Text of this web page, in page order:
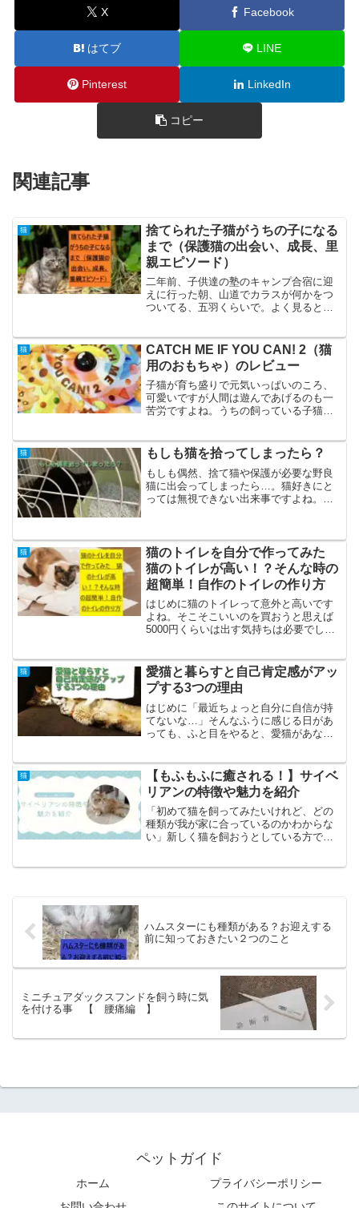
X Facebook
はてブ LINE
Pinterest LinkedIn
コピー
関連記事
猫
捨てられた子猫がうちの子になる
まで（保護猫の出会い、成長、里
親エピソード）
二年前、子供達の塾のキャンプ合宿に迎
えに行った朝、山道でカラスが何かをつ
ついてる、五羽くらいで。よく見ると小
カラスを追っ払った。よく見ると白黒の
子猫。左目が開いてなくて...
猫
CATCH ME IF YOU CAN! 2（猫
用のおもちゃ）のレビュー
子猫が育ち盛りで元気いっぱいのころ、
可愛いですが人間は遊んであげるのも一
苦労ですよね。うちの飼っている子猫４
折、かねてから「猫を飼ったら飼ってあ
げたい」と思っていたyou...
猫 もしも猫を拾ってしまったら？
もしも偶然、捨て猫や保護が必要な野良
猫に出会ってしまったら…。猫好きにと
っては無視できない出来事ですよね。い
ようとする前に、保護した...
猫
猫のトイレを自分で作ってみた
猫のトイレが高い！？そんな時の
超簡単！自作のトイレの作り方
はじめに猫のトイレって意外と高いです
よね。そこそこいいのを買おうと思えば
5000円くらいは出す気持ちは必要でしょ
トイレなら自作でできちゃうんです。人
によってはタ...
猫
愛猫と暮らすと自己肯定感がアッ
プする3つの理由
はじめに「最近ちょっと自分に自信が持
てないな…」そんなふうに感じる日があ
っても、ふと目をやると、愛猫があなた
は、猫と暮らすことは“心の安定”や“自己
肯定感の向上”につなが...
猫
【もふもふに癒される！】サイベ
リアンの特徴や魅力を紹介
「初めて猫を飼ってみたいけれど、どの
種類が我が家に合っているのかわからな
い」新しく猫を飼おうとしている方で、
ハムスターにも種類がある？お迎えする
前に知っておきたい２つのこと
ミニチュアダックスフンドを飼う時に気
を付ける事 【 腰痛編 】
ペットガイド
ホーム
プライバシーポリシー